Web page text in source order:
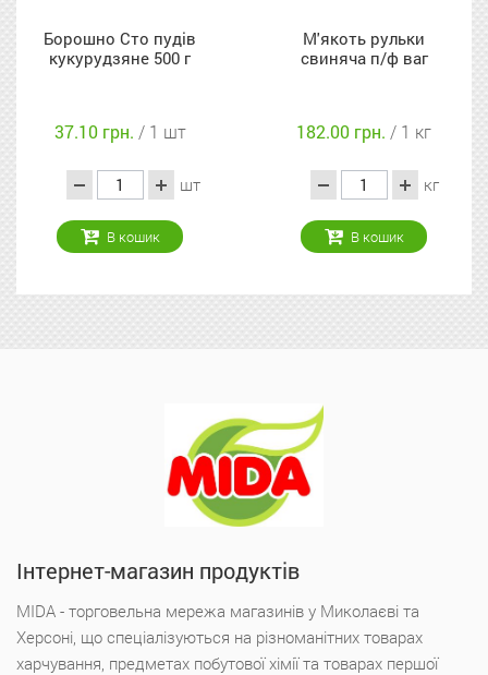
М'якоть рульки
свиняча п/ф ваг
182.00 грн.
В кошик
Гречка
65.90 грн.
В кошик
Інтернет-магазин продуктів
MIDA - торговельна мережа магазинів у Миколаєві та
Херсоні, що спеціалізуються на різноманітних товарах
харчування, предметах побутової хімії та товарах першої